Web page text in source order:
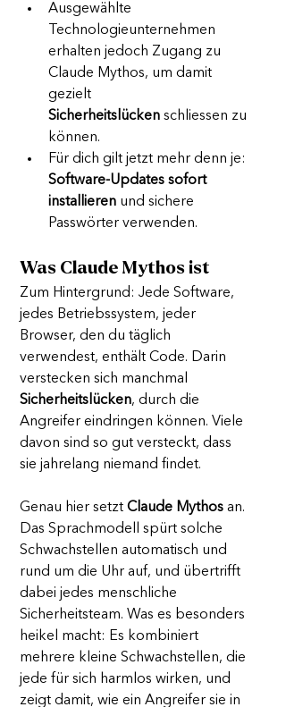
Ausgewählte
Technologieunternehmen
erhalten jedoch Zugang zu
Claude Mythos, um damit
gezielt
Sicherheitslücken schliessen zu
können.
Für dich gilt jetzt mehr denn je:
Software-Updates sofort
installieren und sichere
Passwörter verwenden.
Was Claude Mythos ist
Zum Hintergrund: Jede Software,
jedes Betriebssystem, jeder
Browser, den du täglich
verwendest, enthält Code. Darin
verstecken sich manchmal
Sicherheitslücken, durch die
Angreifer eindringen können. Viele
davon sind so gut versteckt, dass
sie jahrelang niemand findet.
Genau hier setzt Claude Mythos an.
Das Sprachmodell spürt solche
Schwachstellen automatisch und
rund um die Uhr auf, und übertrifft
dabei jedes menschliche
Sicherheitsteam. Was es besonders
heikel macht: Es kombiniert
mehrere kleine Schwachstellen, die
jede für sich harmlos wirken, und
zeigt damit, wie ein Angreifer sie in